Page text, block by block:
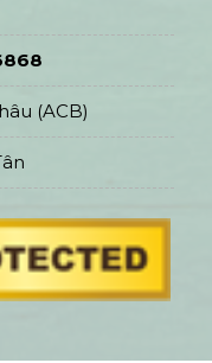
(ACB)